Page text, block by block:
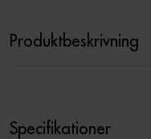
Produktbeskrivning
Specifikationer